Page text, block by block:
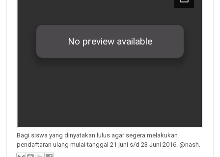
Bagi siswa yang dinyatakan lulus agar segera melakukan
pendaftaran ulang mulai tanggal 21 juni s/d 23 Juni 2016. @nash.